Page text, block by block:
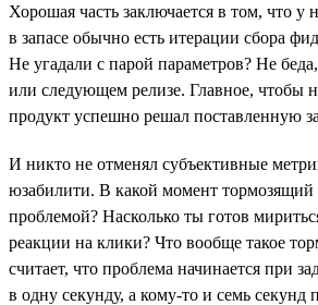
Хорошая часть заключается в том, что у
в запасе обычно есть итерации сбора
Не угадали с парой параметров? Не
или следующем релизе. Главное, чтобы
продукт успешно решал поставленную
И никто не отменял субъективные
юзабилити. В какой момент
проблемой? Насколько ты готов
реакции на клики? Что вообще такое
считает, что проблема начинается при
в одну секунду, а кому-то и семь секунд